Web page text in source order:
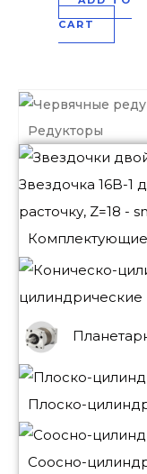
Редукторы
цилиндрические
Плоско-
Соосно-
CART